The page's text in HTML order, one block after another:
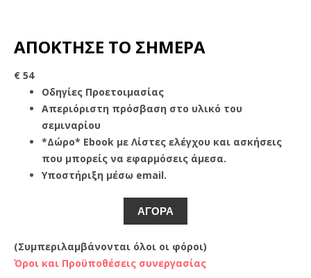
ΑΠΟΚΤΗΣΕ ΤΟ ΣΗΜΕΡΑ
€ 54
Οδηγίες Προετοιμασίας
Απεριόριστη πρόσβαση στο υλικό του
σεμιναρίου
*Δώρο* Ebook με Λίστες ελέγχου και ασκήσεις
που μπορείς να εφαρμόσεις άμεσα.
Υποστήριξη μέσω email.
ΑΓΟΡΑ
(Συμπεριλαμβάνονται όλοι οι φόροι)
Όροι και Προϋποθέσεις συνεργασίας